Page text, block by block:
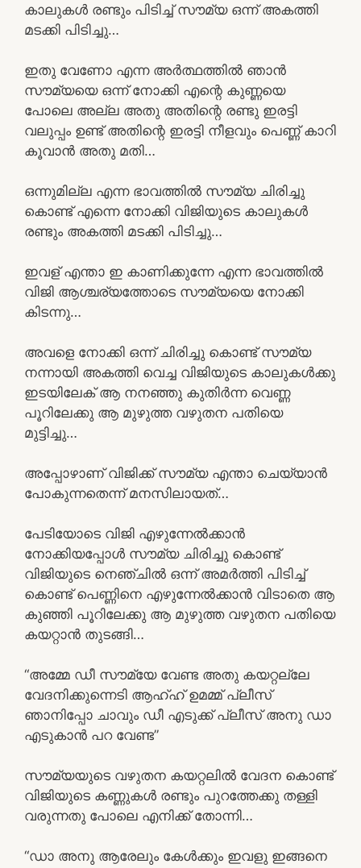
കാലുകൾ രണ്ടും പിടിച്ച് സൗമ്യ ഒന്ന് അകത്തി
മടക്കി പിടിച്ചു…
ഇതു വേണോ എന്ന അർത്ഥത്തിൽ ഞാൻ
സൗമ്യയെ ഒന്ന് നോക്കി എന്റെ കുണ്ണയെ
പോലെ അല്ല അതു അതിന്റെ രണ്ടു ഇരട്ടി
വലുപ്പം ഉണ്ട് അതിന്റെ ഇരട്ടി നീളവും പെണ്ണ് കാറി
കൂവാൻ അതു മതി…
ഒന്നുമില്ല എന്ന ഭാവത്തിൽ സൗമ്യ ചിരിച്ചു
കൊണ്ട് എന്നെ നോക്കി വിജിയുടെ കാലുകൾ
രണ്ടും അകത്തി മടക്കി പിടിച്ചു…
ഇവള് എന്താ ഇ കാണിക്കുന്നേ എന്ന ഭാവത്തിൽ
വിജി ആശ്ചര്യത്തോടെ സൗമ്യയെ നോക്കി
കിടന്നു…
അവളെ നോക്കി ഒന്ന് ചിരിച്ചു കൊണ്ട് സൗമ്യ
നന്നായി അകത്തി വെച്ച വിജിയുടെ കാലുകൾക്കു
ഇടയിലേക് ആ നനഞ്ഞു കുതിർന്ന വെണ്ണ
പൂറിലേക്കു ആ മുഴുത്ത വഴുതന പതിയെ
മുട്ടിച്ചു…
അപ്പോഴാണ് വിജിക്ക് സൗമ്യ എന്താ ചെയ്യാൻ
പോകുന്നതെന്ന് മനസിലായത്…
പേടിയോടെ വിജി എഴുന്നേൽക്കാൻ
നോക്കിയപ്പോൾ സൗമ്യ ചിരിച്ചു കൊണ്ട്
വിജിയുടെ നെഞ്ചിൽ ഒന്ന് അമർത്തി പിടിച്ച്
കൊണ്ട് പെണ്ണിനെ എഴുന്നേൽക്കാൻ വിടാതെ ആ
കുഞ്ഞി പൂറിലേക്കു ആ മുഴുത്ത വഴുതന പതിയെ
കയറ്റാൻ തുടങ്ങി…
“അമ്മേ ഡീ സൗമ്യേ വേണ്ട അതു കയറ്റല്ലേ
വേദനിക്കുന്നെടി ആഹ്ഹ് ഉമമ്മ് പ്ലീസ്
ഞാനിപ്പോ ചാവും ഡീ എടുക്ക് പ്ലീസ് അനു ഡാ
എടുകാൻ പറ വേണ്ട”
സൗമ്യയുടെ വഴുതന കയറ്റലിൽ വേദന കൊണ്ട്
വിജിയുടെ കണ്ണുകൾ രണ്ടും പുറത്തേക്കു തള്ളി
വരുന്നതു പോലെ എനിക്ക് തോന്നി…
“ഡാ അനു ആരേലും കേൾക്കും ഇവളു ഇങ്ങനെ